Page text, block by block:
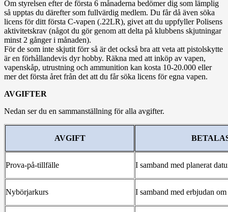
Om styrelsen efter de första 6 månaderna bedömer dig som lämplig
så upptas du därefter som fullvärdig medlem. Du får då även söka
licens för ditt första C-vapen (.22LR), givet att du uppfyller Polisens
aktivitetskrav (något du gör genom att delta på klubbens skjutningar
minst 2 gånger i månaden).
För de som inte skjutit förr så är det också bra att veta att pistolskytte
är en förhållandevis dyr hobby. Räkna med att inköp av vapen,
vapenskåp, utrustning och ammunition kan kosta 10-20.000 eller
mer det första året från det att du får söka licens för egna vapen.
AVGIFTER
Nedan ser du en sammanställning för alla avgifter.
AVGIFT
Prova-på-tillfälle I samband med planerat
Nybörjarkurs I samband med erbjudan